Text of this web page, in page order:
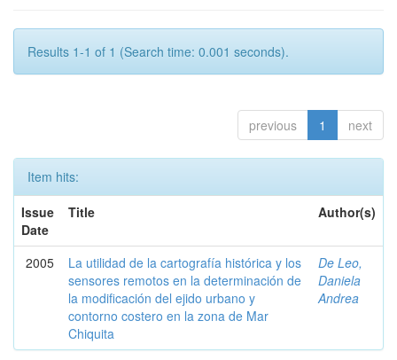
Results 1-1 of 1 (Search time: 0.001 seconds).
previous 1 next
Item hits:
Issue
Date
Title Author(s)
2005
La utilidad de la cartografía histórica y los
sensores remotos en la determinación de
la modificación del ejido urbano y
contorno costero en la zona de Mar
Chiquita
De Leo,
Daniela
Andrea